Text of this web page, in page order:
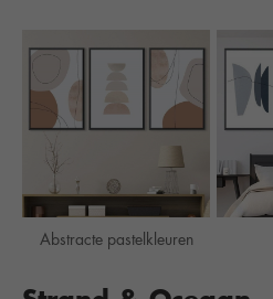
Abstracte pastelkleuren